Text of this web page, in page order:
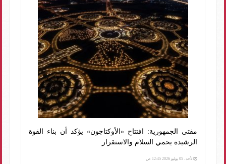
مفتي الجمهورية: افتتاح «الأوكتاجون» يؤكد أن بناء القوة
الرشيدة يحمي السلام والاستقرار
الأحد، 05 يوليو 2026 12:45 ص